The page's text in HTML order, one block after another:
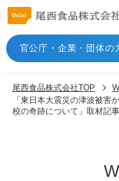
官公庁・企業・団体の
尾西食品株式会社TOP
「東日本大震災の津波被害
校の奇跡について」取材記